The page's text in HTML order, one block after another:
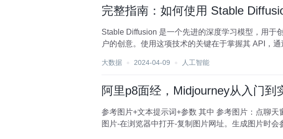
完整指南：如何使用 Stable
Stable Diffusion 是一个先进的深度学习模型，用于
大数据 2024-04-09 人工智能
阿里p8面经，Midjourney从入门
参考图片+文本提示词+参数 其中 参考图片：点聊天窗口左边的+按钮上传后回车即可，然后把图片拖入prompt输入框，也可以点击